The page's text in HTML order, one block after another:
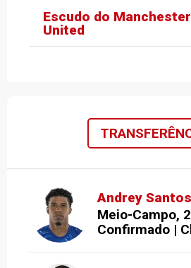
Escudo do Manchester
United
Andrey Santos
Meio-Campo,
Confirmado |